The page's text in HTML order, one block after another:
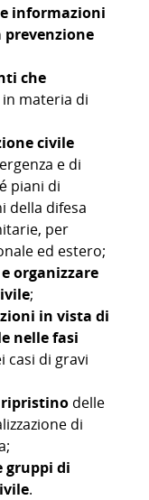
informazioni
che
in materia di
civile
e di
piani di
della difesa
per
ed estero;
organizzare
;
in vista di
nelle fasi
casi di gravi
delle
di
gruppi di
.